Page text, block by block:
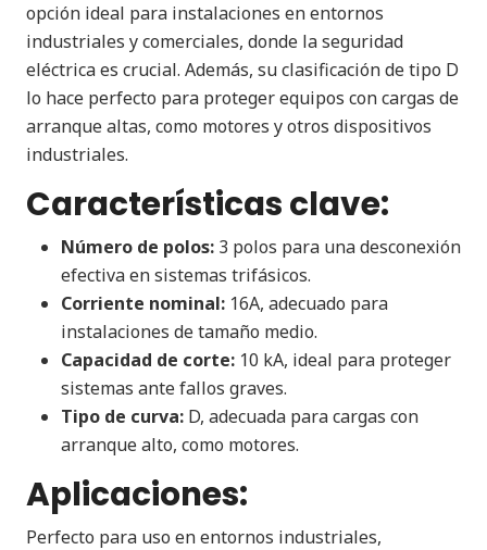
opción ideal para instalaciones en entornos
industriales y comerciales, donde la seguridad
eléctrica es crucial. Además, su clasificación de tipo D
lo hace perfecto para proteger equipos con cargas de
arranque altas, como motores y otros dispositivos
industriales.
Características clave:
Número de polos: 3 polos para una desconexión
efectiva en sistemas trifásicos.
Corriente nominal: 16A, adecuado para
instalaciones de tamaño medio.
Capacidad de corte: 10 kA, ideal para proteger
sistemas ante fallos graves.
Tipo de curva: D, adecuada para cargas con
arranque alto, como motores.
Aplicaciones:
Perfecto para uso en entornos industriales,